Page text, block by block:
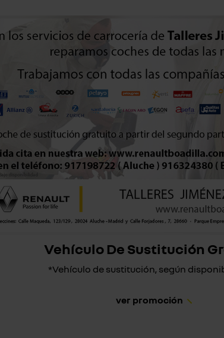
Vehículo De Sustitución
*Vehículo de sustitución, según
ver promoción